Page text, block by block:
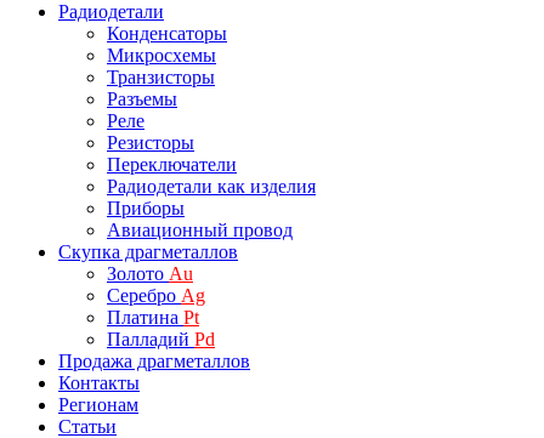
Радиодетали
Конденсаторы
Микросхемы
Транзисторы
Разъемы
Реле
Резисторы
Переключатели
Радиодетали как изделия
Приборы
Авиационный провод
Скупка драгметаллов
Золото Au
Серебро Ag
Платина Pt
Палладий Pd
Продажа драгметаллов
Контакты
Регионам
Статьи